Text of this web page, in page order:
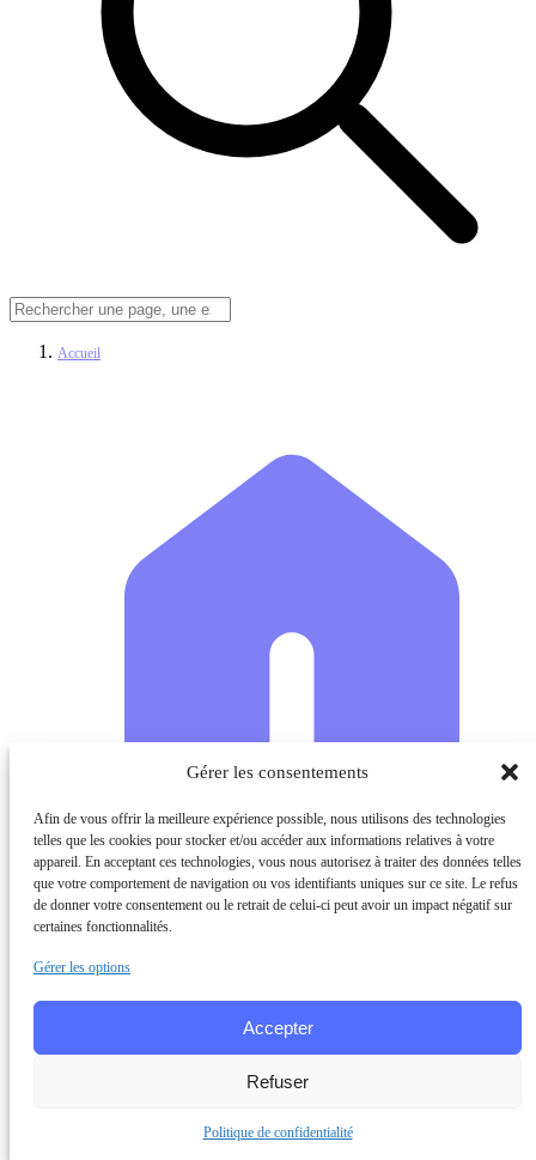
Gérer les consentements
Afin de vous offrir la meilleure expérience possible, nous utilisons des technologies
telles que les cookies pour stocker et/ou accéder aux informations relatives à votre
appareil. En acceptant ces technologies, vous nous autorisez à traiter des données telles
que votre comportement de navigation ou vos identifiants uniques sur ce site. Le refus
de donner votre consentement ou le retrait de celui-ci peut avoir un impact négatif sur
certaines fonctionnalités.
Gérer les options
Accepter
Refuser
Politique de confidentialité
Accueil